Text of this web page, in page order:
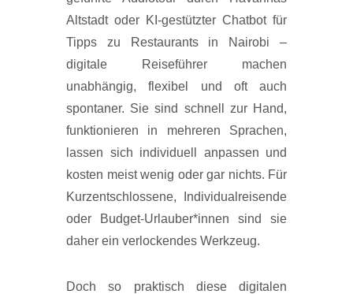
Altstadt oder KI-gestützter Chatbot für
Tipps zu Restaurants in Nairobi –
digitale Reiseführer machen
unabhängig, flexibel und oft auch
spontaner. Sie sind schnell zur Hand,
funktionieren in mehreren Sprachen,
lassen sich individuell anpassen und
kosten meist wenig oder gar nichts. Für
Kurzentschlossene, Individualreisende
oder Budget-Urlauber*innen sind sie
daher ein verlockendes Werkzeug.
Doch so praktisch diese digitalen